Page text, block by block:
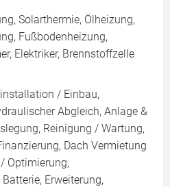
Solarthermie, Ölheizung,
Fußbodenheizung,
Elektriker, Brennstoffzelle
/ Einbau,
Abgleich, Anlage &
Reinigung / Wartung,
Dach Vermietung
Optimierung,
Erweiterung,